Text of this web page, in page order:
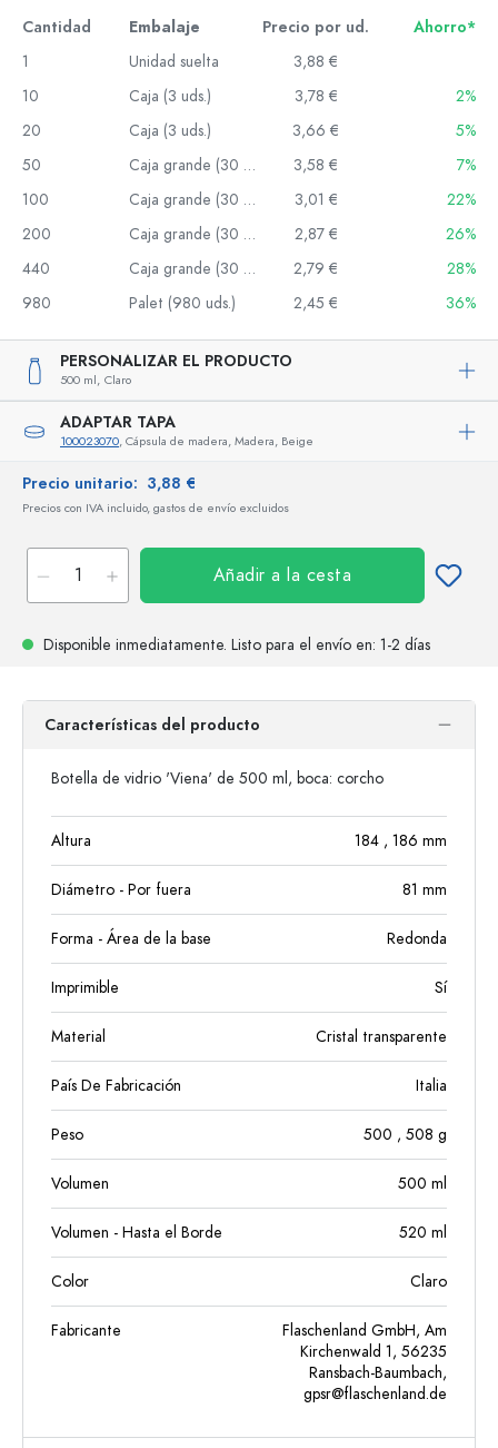
Cantidad Embalaje Precio por ud.
Ahorro*
1
Unidad suelta
3,88 €
10
Caja (3 uds.) 3,78 €
2%
20
Caja (3 uds.) 3,66 €
5%
50
Caja grande (30 uds.) 3,58 €
7%
100
Caja grande (30 uds.) 3,01 €
22%
200
Caja grande (30 uds.) 2,87 €
26%
440
Caja grande (30 uds.) 2,79 €
28%
980
Palet (980 uds.) 2,45 € 36%
PERSONALIZAR EL PRODUCTO
500 ml, Claro
ADAPTAR TAPA
100023070, Cápsula de madera, Madera, Beige
Precio unitario: 3,88 €
Precios con IVA incluido, gastos de envío excluidos
Añadir a la cesta
Disponible inmediatamente. Listo para el envío en: 1-2 días
Características del producto
Botella de vidrio 'Viena' de 500 ml, boca: corcho
Altura 184 , 186 mm
Diámetro - Por fuera 81 mm
Forma - Área de la base Redonda
Imprimible Sí
Material Cristal transparente
País De Fabricación Italia
Peso 500 , 508 g
Volumen 500 ml
Volumen - Hasta el Borde 520 ml
Color Claro
Fabricante
Flaschenland GmbH, Am
Kirchenwald 1, 56235
Ransbach-Baumbach,
gpsr@flaschenland.de